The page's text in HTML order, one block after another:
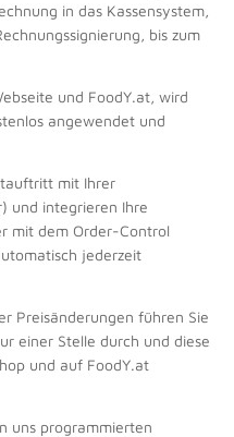
in das Kassensystem,
bis zum
und FoodY.at, wird
angewendet und
mit Ihrer
und integrieren Ihre
mit dem Order-Control
jederzeit
Preisänderungen führen Sie
einer Stelle durch und diese
und auf FoodY.at
uns programmierten